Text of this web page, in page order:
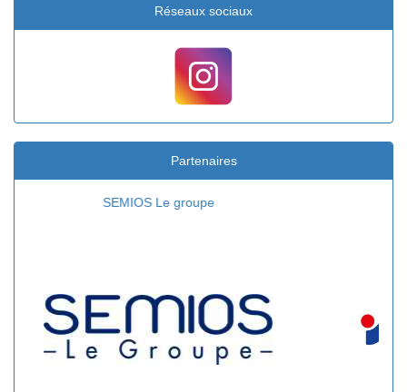
Réseaux sociaux
Partenaires
Intersport